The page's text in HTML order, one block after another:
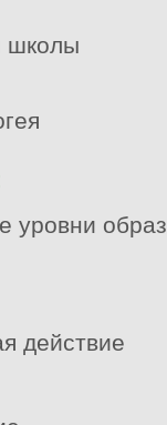
школы
уровни
действие